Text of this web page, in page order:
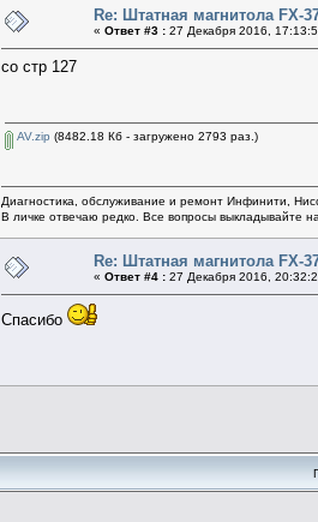
Re: Штатная магнитола FX-
« Ответ #3 : 27 Декабря 2016,
со стр 127
AV.zip (8482.18 Кб - загружено 2793 раз.)
Диагностика, обслуживание и ремонт Инфинити,
В личке отвечаю редко. Все вопросы выкладывайте
Re: Штатная магнитола FX-
« Ответ #4 : 27 Декабря 2016,
Спасибо